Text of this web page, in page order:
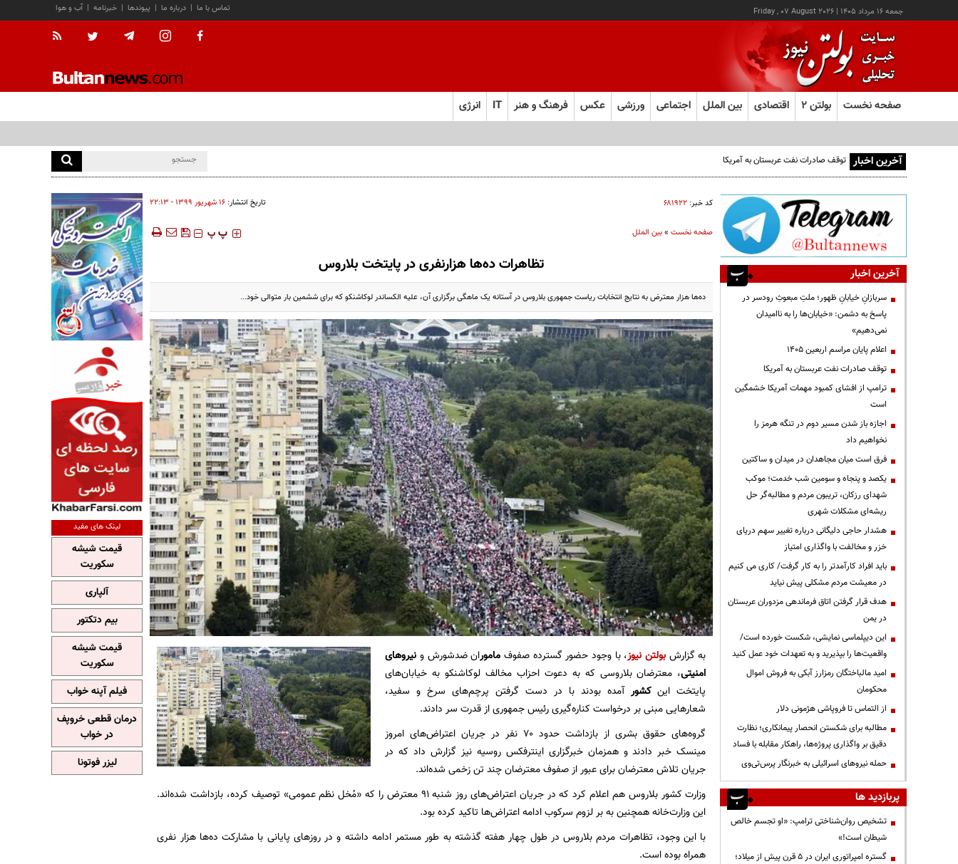
جمعه ۱۶ مرداد ۱۴۰۵ |
Friday , 07 August 2026 آب و هوا | خبرنامه | پیوندها | درباره ما | تماس با ما
صفحه نخست بولتن ۲ اقتصادی بین الملل اجتماعی ورزشی عکس فرهنگ و هنر IT انرژی
آخرین اخبار توقف صادرات نفت عربستان به آمریکا
کد خبر: ۶۸۱۹۲۲ تاریخ انتشار: ۱۶ شهريور ۱۳۹۹ - ۲۲:۱۳
صفحه نخست»بین الملل ‍‍‍ پ پ
تظاهرات ده‌ها هزارنفری در پایتخت بلاروس
ده‌ها هزار معترض به نتایج انتخابات ریاست جمهوری بلاروس در آستانه یک ماهگی برگزاری آن، علیه الکساندر لوکاشنکو که برای ششمین بار متوالی خود...
به گزارش بولتن نیوز، با وجود حضور گسترده صفوف ماموران ضدشورش ونیروهای
امنیتی، معترضان بلاروسی که به دعوت احزاب مخالف لوکاشنکو به خیابان‌های
پایتخت اینکشور آمده بودند با در دست گرفتن پرچم‌های سرخ و سفید،
شعارهایی مبنی بر درخواست کناره‌گیری رئیس جمهوری از قدرت سر دادند.
گروه‌های حقوق بشری از بازداشت حدود ۷۰ نفر در جریان اعتراض‌های امروز
مینسک خبر دادند و همزمان خبرگزاری اینترفکس روسیه نیز گزارش داد که در
جریان تلاش معترضان برای عبور از صفوف معترضان چند تن زخمی شده‌اند.
وزارت کشور بلاروس هم اعلام کرد که در جریان اعتراض‌های روز شنبه ۹۱ معترض را که «مُخل نظم عمومی» توصیف کرده، بازداشت شده‌اند.
این وزارت‌خانه همچنین به بر لزوم سرکوب ادامه اعتراض‌ها تاکید کرده بود.
با این وجود، تظاهرات مردم بلاروس در طول چهار هفته گذشته به طور مستمر ادامه داشته و در روزهای پایانی با مشارکت ده‌ها هزار نفری
همراه بوده است.
آخرین اخبار
سربازانِ خیابانِ ظهور؛ ملتِ مبعوثِ رودسر در
پاسخ به دشمن: «خیابان‌ها را به ناامیدان
نمی‌دهیم»
اعلام پایان مراسم اربعین ۱۴۰۵
توقف صادرات نفت عربستان به آمریکا
ترامپ از افشای کمبود مهمات آمریکا خشمگین
است
اجازه باز شدن مسیر دوم در تنگه هرمز را
نخواهیم داد
فرق است میان مجاهدان در میدان و ساکتین
یکصد و پنجاه و سومین شب خدمت؛ موکب
شهدای رزکان، تریبون مردم و مطالبه‌گر حل
ریشه‌ای مشکلات شهری
هشدار حاجی دلیگانی درباره تغییر سهم دریای
خزر و مخالفت با واگذاری امتیاز
باید افراد کارآمدتر را به کار گرفت/ کاری می کنیم
در معیشت مردم مشکلی پیش نیاید
هدف قرار گرفتن اتاق‌ فرماندهی مزدوران عربستان
در یمن
این دیپلماسی نمایشی، شکست خورده است/
واقعیت‌ها را بپذیرید و به تعهدات خود عمل کنید
امید مالباختگان رمزارز آبکی به فروش اموال
محکومان
از التماس تا فروپاشی هژمونی دلار
مطالبه برای شکستن انحصار پیمانکاری؛ نظارت
دقیق بر واگذاری پروژه‌ها، راهکار مقابله با فساد
حمله نیروهای اسرائیلی به خبرنگار پرس‌تی‌وی
پربازدید ها
تشخیص روان‌شناختی ترامپ: «او تجسم خالص
شیطان است!»
گستره امپراتوری ایران در ۵ قرن پیش از میلاد؛
لینک های مفید
قیمت شیشه
سکوریت
آلپاری
بیم دتکتور
قیمت شیشه
سکوریت
فیلم آپنه خواب
درمان قطعی خروپف
در خواب
لیزر فوتونا